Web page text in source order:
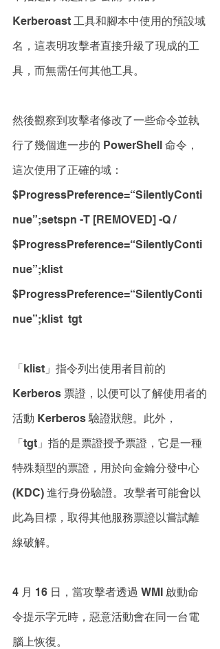
Kerberoast 工具和腳本中使用的預設域
名，這表明攻擊者直接升級了現成的工
具，而無需任何其他工具。
然後觀察到攻擊者修改了一些命令並執
行了幾個進一步的 PowerShell 命令，
這次使用了正確的域：
$ProgressPreference=“SilentlyConti
nue”;setspn -T [REMOVED] -Q /
$ProgressPreference=“SilentlyConti
nue”;klist
$ProgressPreference=“SilentlyConti
nue”;klist  tgt
「klist」指令列出使用者目前的
Kerberos 票證，以便可以了解使用者的
活動 Kerberos 驗證狀態。此外，
「tgt」指的是票證授予票證，它是一種
特殊類型的票證，用於向金鑰分發中心
(KDC) 進行身份驗證。攻擊者可能會以
此為目標，取得其他服務票證以嘗試離
線破解。
4 月 16 日，當攻擊者透過 WMI 啟動命
令提示字元時，惡意活動會在同一台電
腦上恢復。